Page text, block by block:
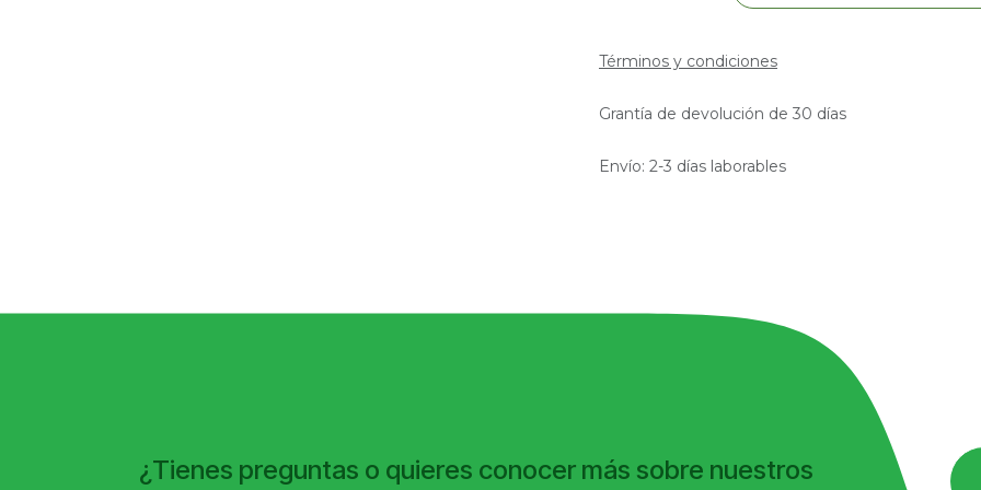
Términos y condiciones
Grantía de devolución de 30 días
Envío: 2-3 días laborables
¿Tienes preguntas o quieres conocer más sobre nuestros